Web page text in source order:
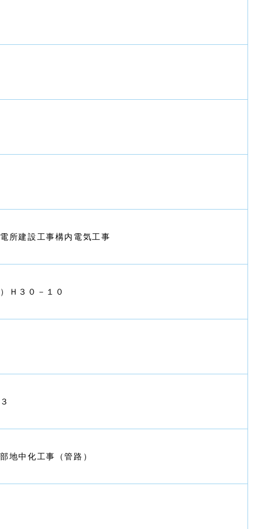
所建設工事構内電気工事
Ｈ３０－１０
地中化工事（管路）